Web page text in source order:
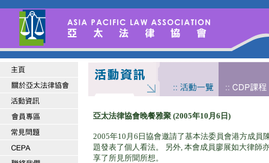
亞太法律協會晚餐雅聚 (2005年10月6日)
2005年10月6日協會邀請了基本法委員會港方成員
題發表了個人看法。 另外, 本會成員廖展如大律師
享了所見所聞所想。